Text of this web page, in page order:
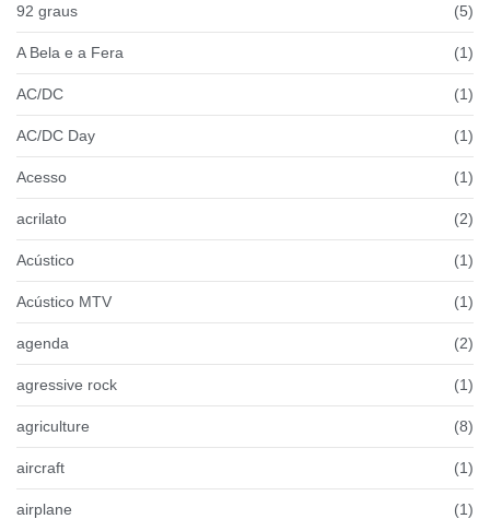
92 graus (5)
A Bela e a Fera (1)
AC/DC (1)
AC/DC Day (1)
Acesso (1)
acrilato (2)
Acústico (1)
Acústico MTV (1)
agenda (2)
agressive rock (1)
agriculture (8)
aircraft (1)
airplane (1)